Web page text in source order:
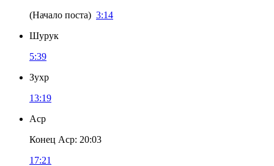
(Начало поста) 3:14
Шурук
5:39
Зухр
13:19
Аср
Конец Аср: 20:03
17:21